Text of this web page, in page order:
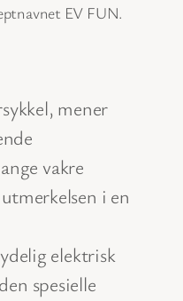
EV FUN.
mener
vakre
i en
elektrisk
spesielle